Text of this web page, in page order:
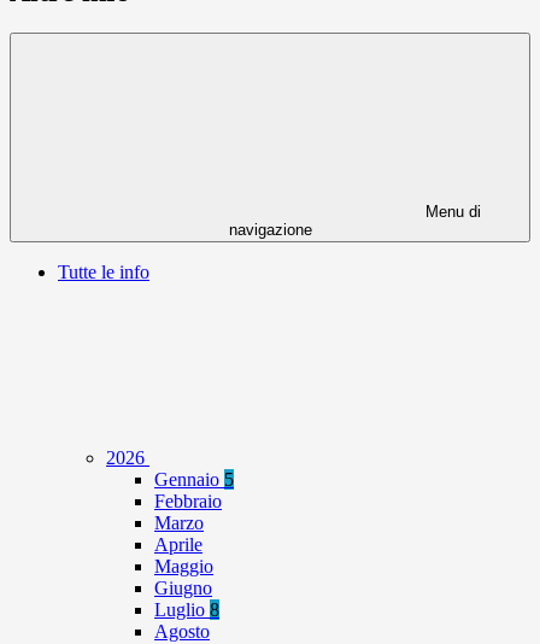
Menu di
navigazione
Tutte le info
2026
Gennaio 5
Febbraio
Marzo
Aprile
Maggio
Giugno
Luglio 8
Agosto